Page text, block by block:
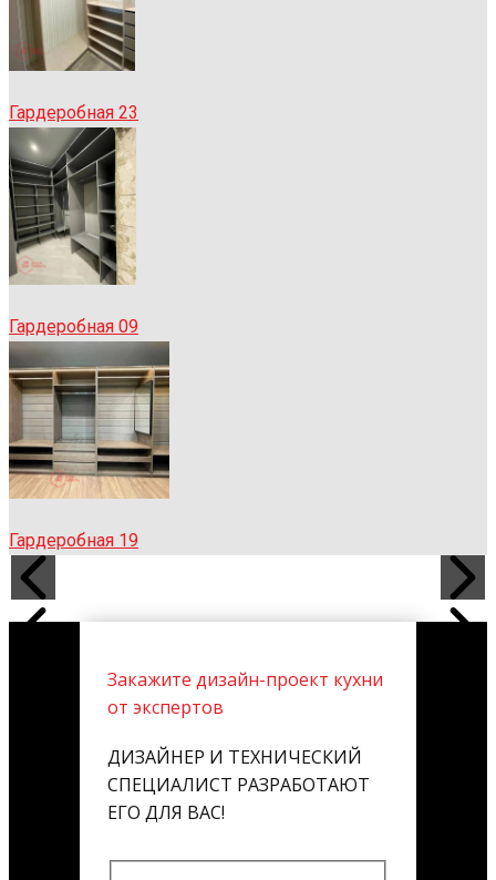
Гардеробная 23
Гардеробная 09
Гардеробная 19
Закажите дизайн-проект кухни
от экспертов
ДИЗАЙНЕР И ТЕХНИЧЕСКИЙ
СПЕЦИАЛИСТ РАЗРАБОТАЮТ
ЕГО ДЛЯ ВАС!